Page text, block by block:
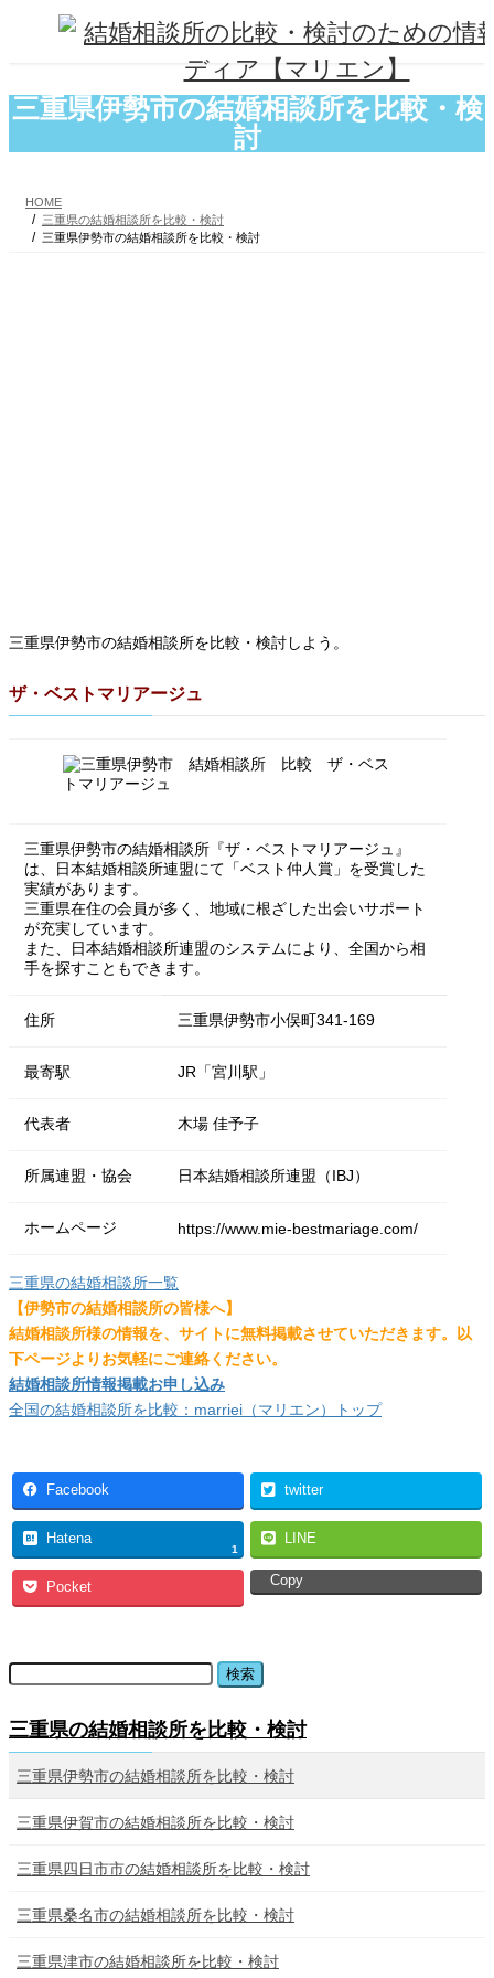
ツ
へ
キ
シ
ョ
に
三重県伊勢市の結婚相談所を比較・検
討
HOME
三重県の結婚相談所を比較・検討
三重県伊勢市の結婚相談所を比較・検討
三重県伊勢市の結婚相談所を比較・検討しよう。
ザ・ベストマリアージュ
三重県伊勢市の結婚相談所『ザ・ベストマリアージュ』
は、日本結婚相談所連盟にて「ベスト仲人賞」を受賞した
実績があります。
三重県在住の会員が多く、地域に根ざした出会いサポート
が充実しています。
また、日本結婚相談所連盟のシステムにより、全国から相
手を探すこともできます。
住所 三重県伊勢市小俣町341-169
最寄駅 JR「宮川駅」
代表者 木場 佳予子
所属連盟・協会 日本結婚相談所連盟（IBJ）
ホームページ https://www.mie-bestmariage.com/
三重県の結婚相談所一覧
【伊勢市の結婚相談所の皆様へ】
結婚相談所様の情報を、サイトに無料掲載させていただきます。以
下ページよりお気軽にご連絡ください。
結婚相談所情報掲載お申し込み
全国の結婚相談所を比較：marriei（マリエン）トップ
Facebook twitter
Hatena
1
LINE
Pocket Copy
三重県の結婚相談所を比較・検討
三重県伊勢市の結婚相談所を比較・検討
三重県伊賀市の結婚相談所を比較・検討
三重県四日市市の結婚相談所を比較・検討
三重県桑名市の結婚相談所を比較・検討
三重県津市の結婚相談所を比較・検討